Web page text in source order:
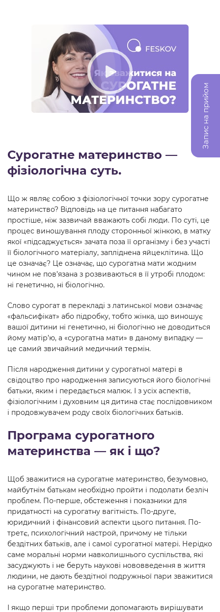
Сурогатне материнство —
фізіологічна суть.
Що ж являє собою з фізіологічної точки зору сурогатне
материнство? Відповідь на це питання набагато
простіше, ніж зазвичай вважають собі люди. По суті, це
процес виношування плоду сторонньої жінкою, в матку
якої «підсаджується» зачата поза її організму і без участі
її біологічного матеріалу, запліднена яйцеклітина. Що
це означає? Це означає, що сурогатна мати жодним
чином не пов’язана з розвиваються в її утробі плодом:
ні генетично, ні біологічно.
Слово сурогат в перекладі з латинської мови означає
«фальсифікат» або підробку, тобто жінка, що виношує
вашої дитини ні генетично, ні біологічно не доводиться
йому матір’ю, а «сурогатна мати» в даному випадку —
це самий звичайний медичний термін.
Після народження дитини у сурогатної матері в
свідоцтво про народження записуються його біологічні
батьки, яким і передається малюк. І з усіх аспектів,
фізіологічним і духовним ця дитина стає послідовником
і продовжувачем роду своїх біологічних батьків.
Програма сурогатного
материнства — як і що?
Щоб зважитися на сурогатне материнство, безумовно,
майбутнім батькам необхідно пройти і подолати безліч
проблем. По-перше, обстеження і показники для
придатності на сурогатну вагітність. По-друге,
юридичний і фінансовий аспекти цього питання. По-
третє, психологічний настрой, причому не тільки
бездітних батьків, але і самої сурогатної матері. Нерідко
саме моральні норми навколишнього суспільства, які
засуджують і не беруть наукові нововведення в життя
людини, не дають бездітної подружньої пари зважитися
на сурогатне материнство.
І якщо перші три проблеми допомагають вирішувати
Запис на прийом